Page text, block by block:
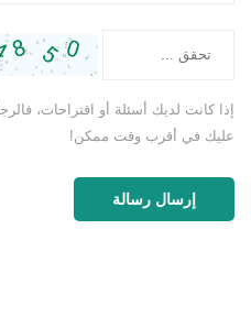
إذا كانت لديك أسئلة أو اقتراحات،
عليك في أقرب وقت ممكن!
إرسال رسالة